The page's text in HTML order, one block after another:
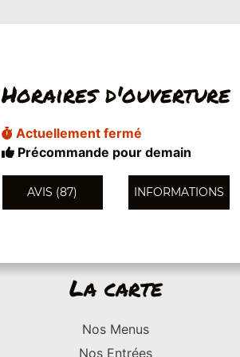
Horaires d'ouverture
Actuellement fermé
Précommande pour demain
AVIS (87) INFORMATIONS
La carte
Nos Menus
Nos Entrées